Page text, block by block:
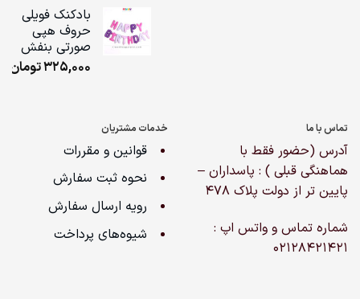
بادکنک فویلی
حروف هپی
صورتی بنفش
325,000تومان
تماس با ما
آدرس (حضور فقط با
هماهنگی قبلی ) : پاسداران –
پایین تر از دولت پلاک ۴۷۸
شماره تماس و واتس اپ :
02128421421
خدمات مشتریان
قوانین و مقررات
نحوه ثبت سفارش
رویه ارسال سفارش
شیوه‌های پرداخت